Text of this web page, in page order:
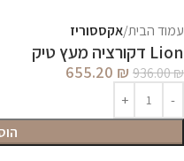
עמוד הבית אקססוריז
Lion דקורציה מעץ טיק
936.00₪
655.20 ₪